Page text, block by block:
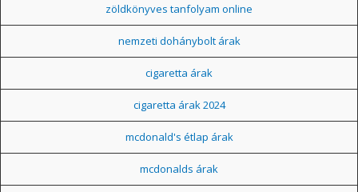
zöldkönyves tanfolyam online
nemzeti dohánybolt árak
cigaretta árak
cigaretta árak 2024
mcdonald's étlap árak
mcdonalds árak